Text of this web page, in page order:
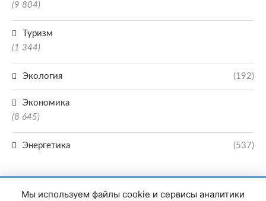
(9 804)
Туризм
(1 344)
Экология (192)
Экономика
(8 645)
Энергетика (537)
Мы используем файлы cookie и сервисы аналитики